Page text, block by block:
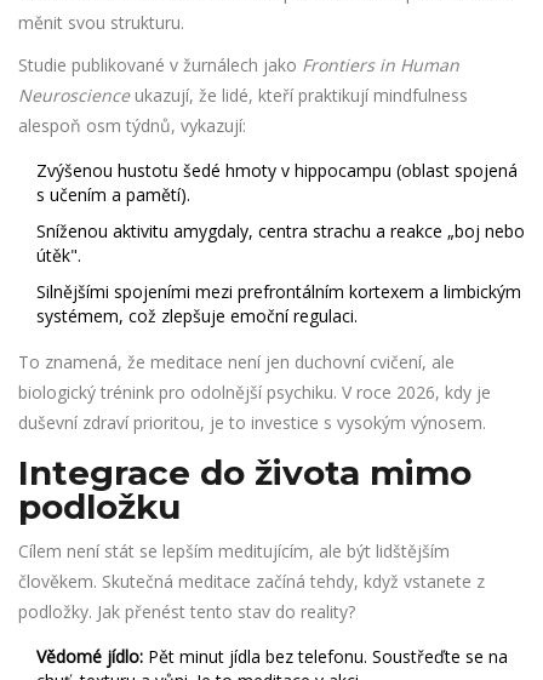
měnit svou strukturu.
Studie publikované v žurnálech jako Frontiers in Human
Neuroscienceukazují, že lidé, kteří praktikují mindfulness
alespoň osm týdnů, vykazují:
Zvýšenou hustotu šedé hmoty v hippocampu (oblast spojená
s učením a pamětí).
Sníženou aktivitu amygdaly, centra strachu a reakce „boj nebo
útěk".
Silnějšími spojeními mezi prefrontálním kortexem a limbickým
systémem, což zlepšuje emoční regulaci.
To znamená, že meditace není jen duchovní cvičení, ale
biologický trénink pro odolnější psychiku. V roce 2026, kdy je
duševní zdraví prioritou, je to investice s vysokým výnosem.
Integrace do života mimo
podložku
Cílem není stát se lepším meditujícím, ale být lidštějším
člověkem. Skutečná meditace začíná tehdy, když vstanete z
podložky. Jak přenést tento stav do reality?
Vědomé jídlo: Pět minut jídla bez telefonu. Soustřeďte se na